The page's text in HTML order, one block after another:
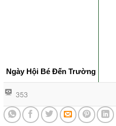
Ngày Hội Bé Đến Trường
353